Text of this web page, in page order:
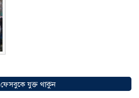
অগ্রযাত্রায় নতুন অধ্যায়, উদ্বোধন হলো ‘শিফা
মোহাম্মদিয়া ফিশারিজ’
০৫ আগস্ট ২০২৬
ফেসবুকে যুক্ত থাকুন